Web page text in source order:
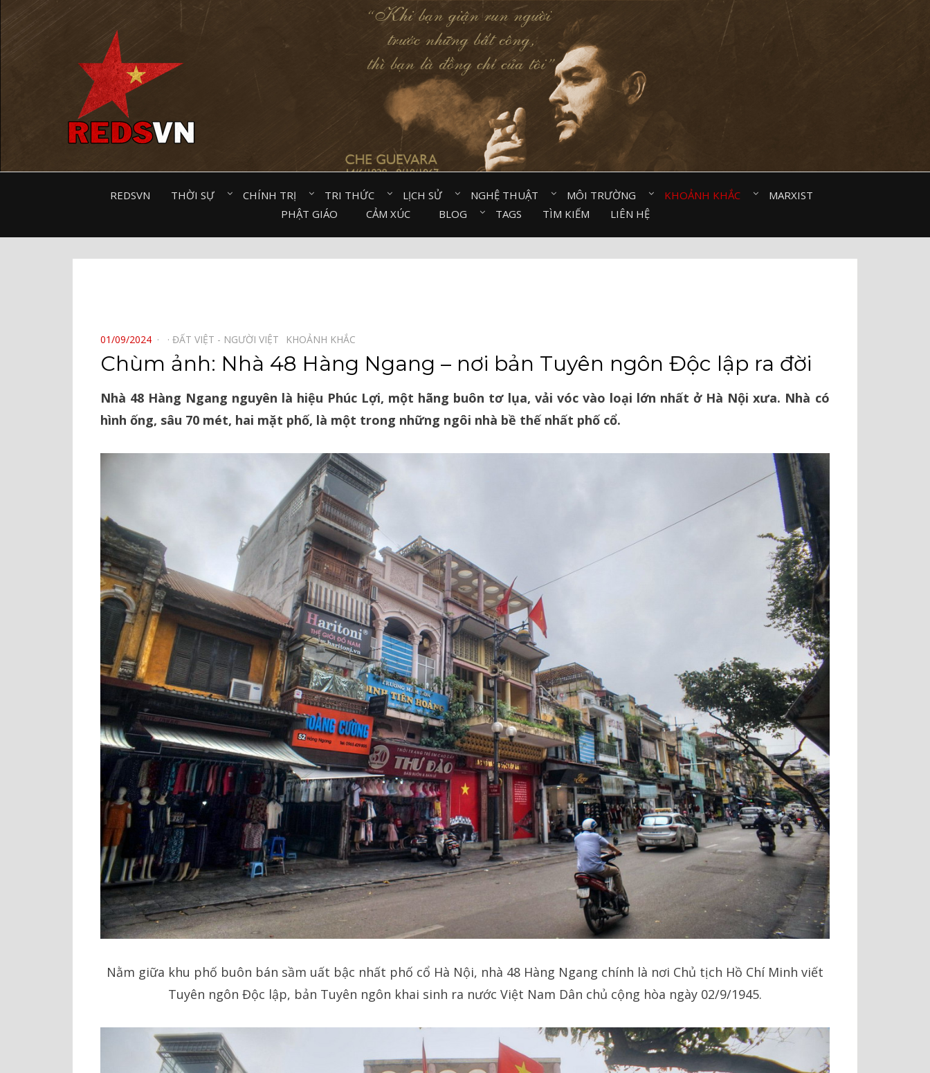
REDSVN THỜI SỰ⠀ CHÍNH TRỊ⠀ TRI THỨC⠀ LỊCH SỬ⠀ NGHỆ THUẬT⠀ MÔI TRƯỜNG⠀ KHOẢNH KHẮC⠀
MARXIST⠀
PHẬT GIÁO⠀
CẢM XÚC⠀ BLOG⠀ TAGS TÌM KIẾM LIÊN HỆ
POSTED
ON
01/09/2024 ĐẤT VIỆT - NGƯỜI VIỆT⠀ KHOẢNH KHẮC⠀
Chùm ảnh: Nhà 48 Hàng Ngang – nơi bản Tuyên ngôn Độc lập ra đời
Nhà 48 Hàng Ngang nguyên là hiệu Phúc Lợi, một hãng buôn tơ lụa, vải vóc vào loại lớn nhất ở Hà Nội xưa. Nhà có
hình ống, sâu 70 mét, hai mặt phố, là một trong những ngôi nhà bề thế nhất phố cổ.
Nằm giữa khu phố buôn bán sầm uất bậc nhất phố cổ Hà Nội, nhà 48 Hàng Ngang chính là nơi Chủ tịch Hồ Chí Minh viết
Tuyên ngôn Độc lập, bản Tuyên ngôn khai sinh ra nước Việt Nam Dân chủ cộng hòa ngày 02/9/1945.